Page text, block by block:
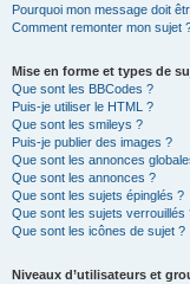
Pourquoi mon message doit
Comment remonter mon sujet
Mise en forme et types de
Que sont les BBCodes ?
Puis-je utiliser le HTML ?
Que sont les smileys ?
Puis-je publier des images ?
Que sont les annonces
Que sont les annonces ?
Que sont les sujets épinglés ?
Que sont les sujets verrouillés
Que sont les icônes de sujet ?
Niveaux d’utilisateurs et